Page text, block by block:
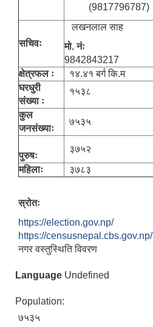
(9817796787)
सचिवः
लखनलाल साह
मो. नंः
9842843217
क्षेत्रफल ः
१४.४१ बर्ग कि.म
घरधुरी
संख्या ः
१५३८
कुल
जनसंख्याः
७५३५
पुरुषः
३७५२
महिलाः
३७८३
स्रोतः
https://election.gov.np/
https://censusnepal.cbs.gov.np/
नगर वस्तुस्थिति विवरण
Language Undefined
Population:
७५३५